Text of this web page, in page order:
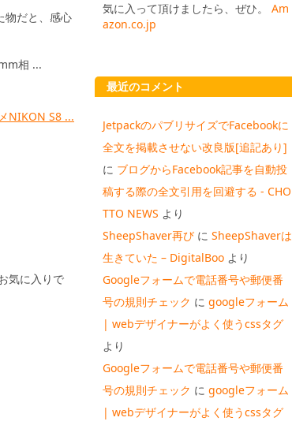
物だと、感心
相 ...
NIKON S8 ...
気に入りで
気に入って頂けましたら、ぜひ。 Am
azon.co.jp
最近のコメント
JetpackのパブリサイズでFacebookに
全文を掲載させない改良版[追記あり]
に ブログからFacebook記事を自動投
稿する際の全文引用を回避する - CHO
TTO NEWS より
SheepShaver再び に SheepShaverは
生きていた – DigitalBoo より
Googleフォームで電話番号や郵便番
号の規則チェック に googleフォーム
| webデザイナーがよく使うcssタグ
より
Googleフォームで電話番号や郵便番
号の規則チェック に googleフォーム
| webデザイナーがよく使うcssタグ